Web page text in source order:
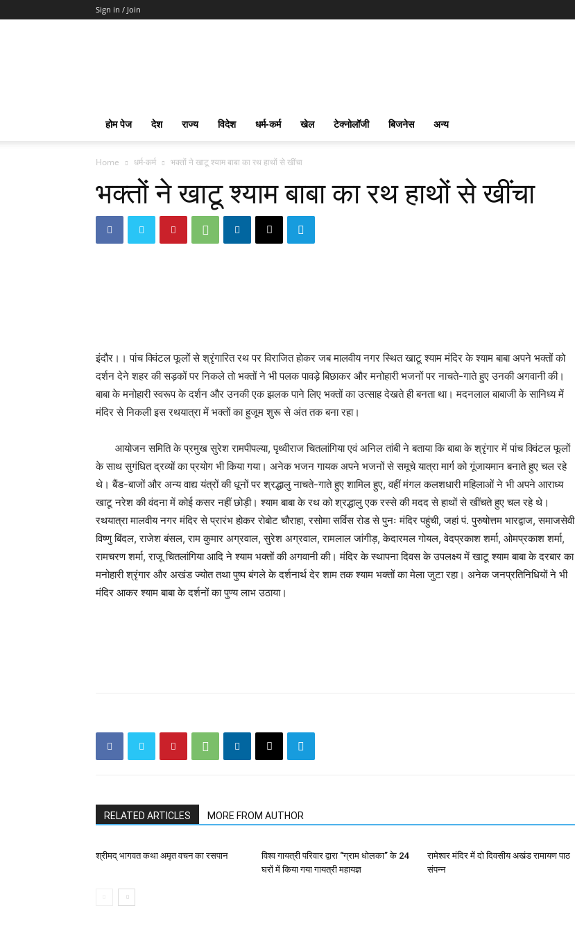
Sign in / Join
Toto
Slot
होम पेज देश राज्य विदेश धर्म-कर्म खेल टेक्नोलॉजी बिजनेस अन्य
Home धर्म-कर्म भक्तों ने खाटू श्याम बाबा का रथ हाथों से खींचा
भक्तों ने खाटू श्याम बाबा का रथ हाथों से खींचा
इंदौर।। पांच क्विंटल फूलों से श्रृंगारित रथ पर विराजित होकर जब मालवीय नगर स्थित खाटू श्याम मंदिर के श्याम बाबा अपने भक्तों को
दर्शन देने शहर की सड़कों पर निकले तो भक्तों ने भी पलक पावड़े बिछाकर और मनोहारी भजनों पर नाचते-गाते हुए उनकी अगवानी की।
बाबा के मनोहारी स्वरूप के दर्शन और उनकी एक झलक पाने लिए भक्तों का उत्साह देखते ही बनता था। मदनलाल बाबाजी के सानिध्य में
मंदिर से निकली इस रथयात्रा में भक्तों का हुजूम शुरू से अंत तक बना रहा।
आयोजन समिति के प्रमुख सुरेश रामपीपल्या, पृथ्वीराज चितलांगिया एवं अनिल तांबी ने बताया कि बाबा के श्रृंगार में पांच क्विंटल फूलों
के साथ सुगंधित द्रव्यों का प्रयोग भी किया गया। अनेक भजन गायक अपने भजनों से समूचे यात्रा मार्ग को गूंजायमान बनाते हुए चल रहे
थे। बैंड-बाजों और अन्य वाद्य यंत्रों की धूनों पर श्रद्धालु नाचते-गाते हुए शामिल हुए, वहीं मंगल कलशधारी महिलाओं ने भी अपने आराध्य
खाटू नरेश की वंदना में कोई कसर नहीं छोड़ी। श्याम बाबा के रथ को श्रद्धालु एक रस्से की मदद से हाथों से खींचते हुए चल रहे थे।
रथयात्रा मालवीय नगर मंदिर से प्रारंभ होकर रोबोट चौराहा, रसोमा सर्विस रोड से पुनः मंदिर पहुंची, जहां पं. पुरुषोत्तम भारद्वाज, समाजसेवी
विष्णु बिंदल, राजेश बंसल, राम कुमार अग्रवाल, सुरेश अग्रवाल, रामलाल जांगीड़, केदारमल गोयल, वेदप्रकाश शर्मा, ओमप्रकाश शर्मा,
रामचरण शर्मा, राजू चितलांगिया आदि ने श्याम भक्तों की अगवानी की। मंदिर के स्थापना दिवस के उपलक्ष्य में खाटू श्याम बाबा के दरबार का
मनोहारी श्रृंगार और अखंड ज्योत तथा पुष्प बंगले के दर्शनार्थ देर शाम तक श्याम भक्तों का मेला जुटा रहा। अनेक जनप्रतिनिधियों ने भी
मंदिर आकर श्याम बाबा के दर्शनों का पुण्य लाभ उठाया।
RELATED ARTICLES MORE FROM AUTHOR
श्रीमद् भागवत कथा अमृत वचन का रसपान
विश्व गायत्री परिवार द्वारा “ग्राम धोलका” के 24
घरों में किया गया गायत्री महायज्ञ
रामेश्वर मंदिर में दो दिवसीय अखंड रामायण पाठ
संपन्न